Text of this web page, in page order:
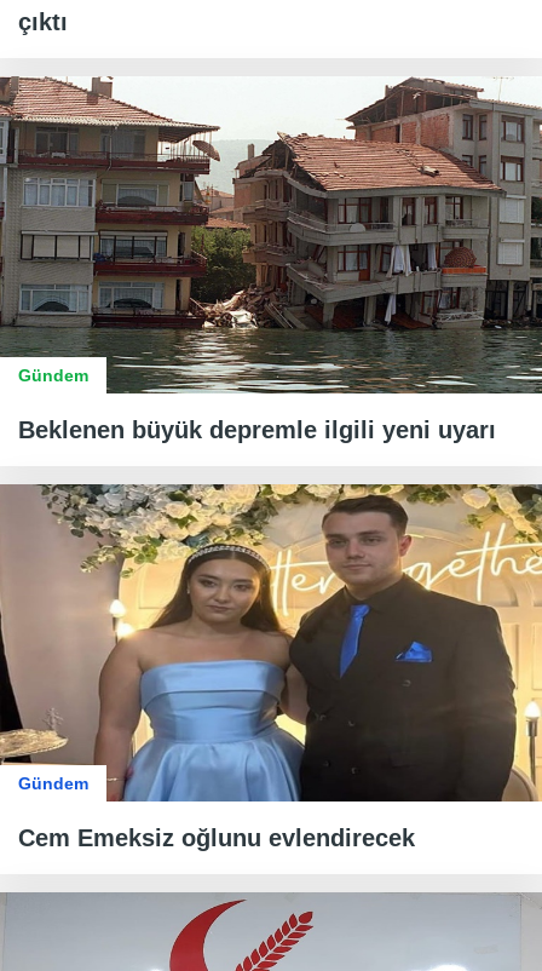
çıktı
Gündem
Beklenen büyük depremle ilgili yeni uyarı
Gündem
Cem Emeksiz oğlunu evlendirecek